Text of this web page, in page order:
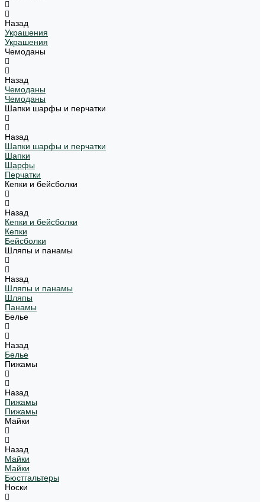
Назад
Украшения
Украшения
Чемоданы
Назад
Чемоданы
Чемоданы
Шапки шарфы и перчатки
Назад
Шапки шарфы и перчатки
Шапки
Шарфы
Перчатки
Кепки и бейсболки
Назад
Кепки и бейсболки
Кепки
Бейсболки
Шляпы и панамы
Назад
Шляпы и панамы
Шляпы
Панамы
Белье
Назад
Белье
Пижамы
Назад
Пижамы
Пижамы
Майки
Назад
Майки
Майки
Бюстгальтеры
Носки